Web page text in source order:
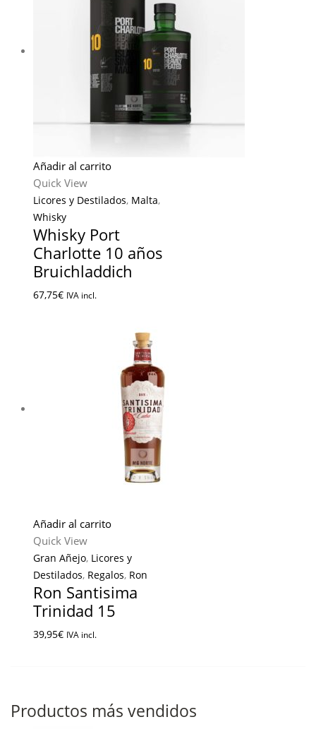
Añadir al carrito
Quick View
Licores y Destilados, Malta,
Whisky
Whisky Port
Charlotte 10 años
Bruichladdich
67,75€ IVA incl.
Añadir al carrito
Quick View
Gran Añejo, Licores y
Destilados, Regalos, Ron
Ron Santisima
Trinidad 15
39,95€ IVA incl.
Productos más vendidos